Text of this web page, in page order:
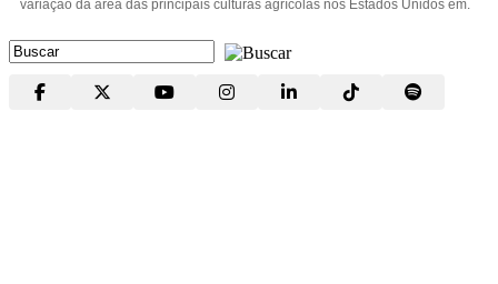
variação da área das principais culturas agrícolas nos Estados Unidos em.